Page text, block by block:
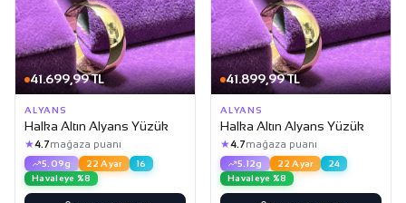
41.699,99 TL
ALYANS
Halka Altın Alyans Yüzük
★4.7mağaza puanı
5.09g 22 Ayar
16
Havaleye %8
41.899,99 TL
ALYANS
Halka Altın Alyans Yüzük
★4.7mağaza puanı
5.12g 22 Ayar
24
Havaleye %8